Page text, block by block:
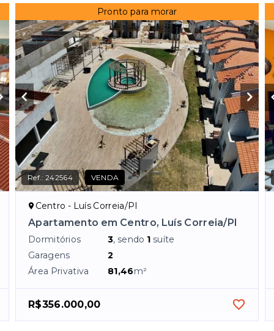
Pronto para morar
Ref.:242564 VENDA
Centro - Luís Correia/PI
Apartamento em Centro, Luís Correia/PI
Dormitórios 3, sendo 1 suíte
Garagens
2
Área Privativa
81,46m²
R$356.000,00